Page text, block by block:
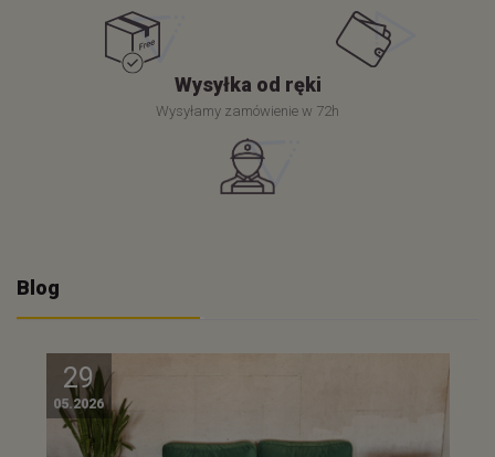
Wysyłka od ręki
Wysyłamy zamówienie w 72h
Blog
29
05.2026